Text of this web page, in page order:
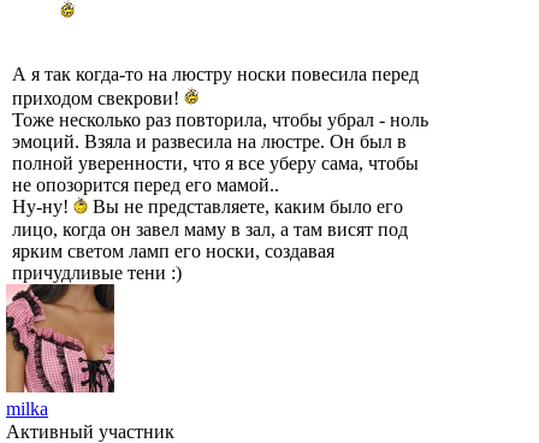
А я так когда-то на люстру носки повесила перед
приходом свекрови!
Тоже несколько раз повторила, чтобы убрал - ноль
эмоций. Взяла и развесила на люстре. Он был в
полной уверенности, что я все уберу сама, чтобы
не опозорится перед его мамой..
Ну-ну!
Вы не представляете, каким было его
лицо, когда он завел маму в зал, а там висят под
ярким светом ламп его носки, создавая
причудливые тени :)
milka
Активный участник